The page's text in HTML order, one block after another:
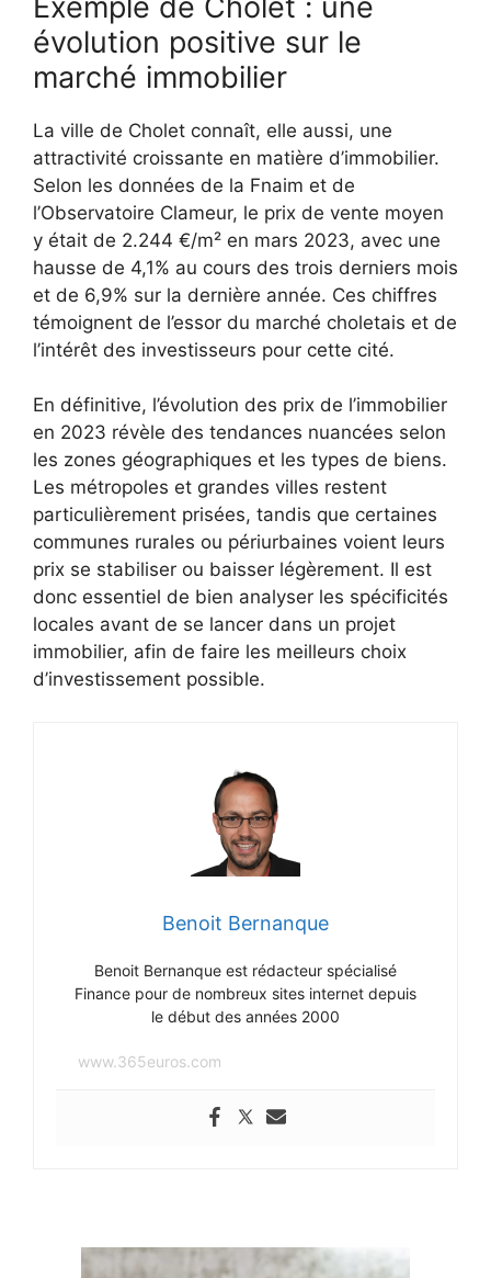
évolution positive sur le
marché immobilier
La ville de Cholet connaît, elle aussi, une
attractivité croissante en matière d’immobilier.
Selon les données de la Fnaim et de
l’Observatoire Clameur, le prix de vente moyen
y était de 2.244 €/m² en mars 2023, avec une
hausse de 4,1% au cours des trois derniers mois
et de 6,9% sur la dernière année. Ces chiffres
témoignent de l’essor du marché choletais et de
l’intérêt des investisseurs pour cette cité.
En définitive, l’évolution des prix de l’immobilier
en 2023 révèle des tendances nuancées selon
les zones géographiques et les types de biens.
Les métropoles et grandes villes restent
particulièrement prisées, tandis que certaines
communes rurales ou périurbaines voient leurs
prix se stabiliser ou baisser légèrement. Il est
donc essentiel de bien analyser les spécificités
locales avant de se lancer dans un projet
immobilier, afin de faire les meilleurs choix
d’investissement possible.
Benoit Bernanque
Benoit Bernanque est rédacteur spécialisé
Finance pour de nombreux sites internet depuis
le début des années 2000
www.365euros.com